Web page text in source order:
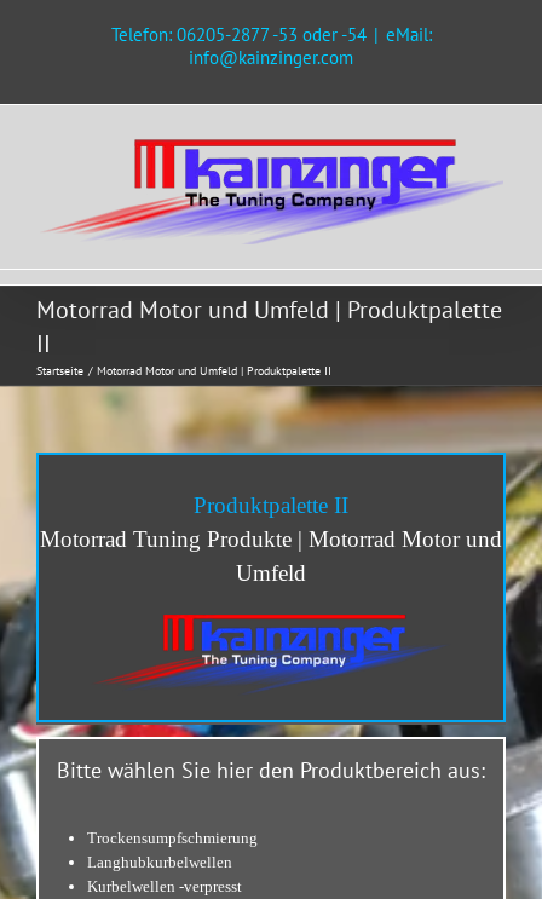
Telefon: 06205-2877 -53 oder -54 | eMail:
info@kainzinger.com
Motorrad Motor und Umfeld | Produktpalette
II
Startseite Motorrad Motor und Umfeld | Produktpalette II
Produktpalette II
Motorrad Tuning Produkte | Motorrad Motor und
Umfeld
Bitte wählen Sie hier den Produktbereich aus:
Trockensumpfschmierung
Langhubkurbelwellen
Kurbelwellen -verpresst